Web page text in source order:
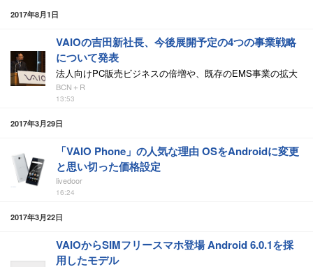
2017年8月1日
VAIOの吉田新社長、今後展開予定の4つの事業戦略
について発表
法人向けPC販売ビジネスの倍増や、既存のEMS事業の拡大
BCN＋R
13:53
2017年3月29日
「VAIO Phone」の人気な理由 OSをAndroidに変更
と思い切った価格設定
livedoor
16:24
2017年3月22日
VAIOからSIMフリースマホ登場 Android 6.0.1を採
用したモデル